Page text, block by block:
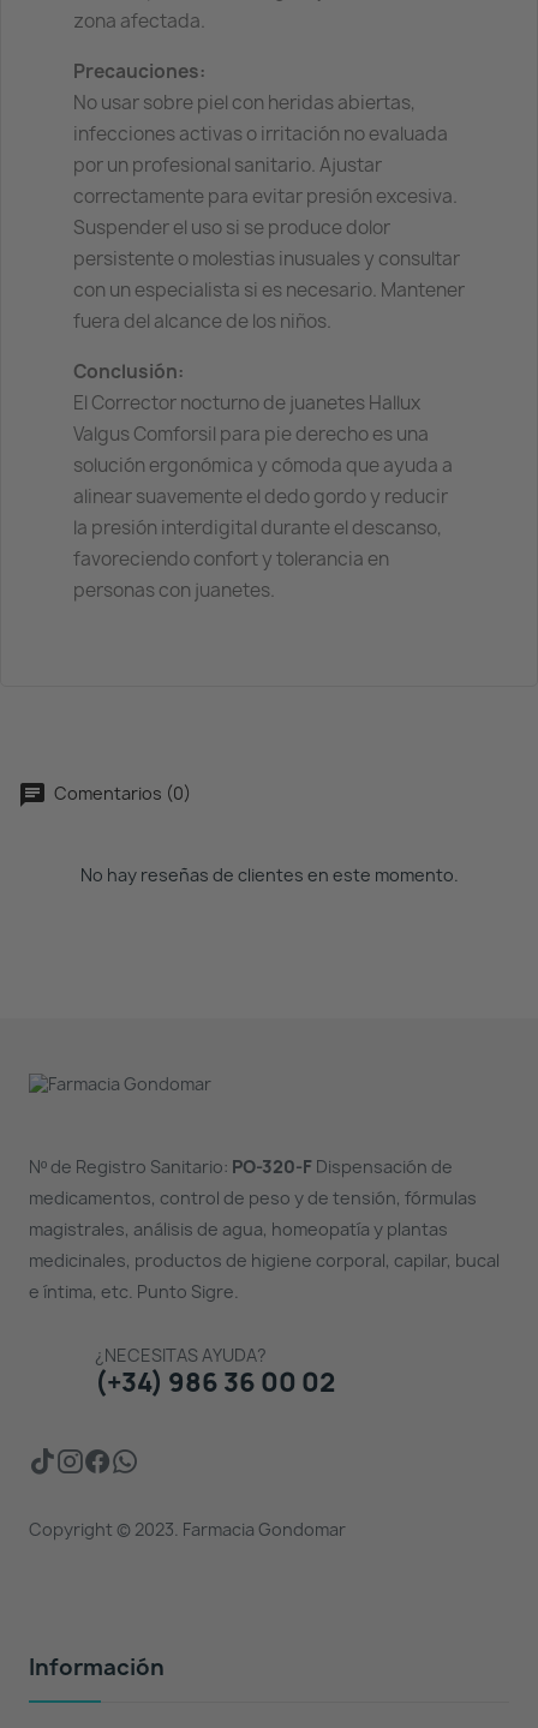
zona afectada.
Precauciones:
No usar sobre piel con heridas abiertas,
infecciones activas o irritación no evaluada
por un profesional sanitario. Ajustar
correctamente para evitar presión excesiva.
Suspender el uso si se produce dolor
persistente o molestias inusuales y consultar
con un especialista si es necesario. Mantener
fuera del alcance de los niños.
Conclusión:
El Corrector nocturno de juanetes Hallux
Valgus Comforsil para pie derecho es una
solución ergonómica y cómoda que ayuda a
alinear suavemente el dedo gordo y reducir
la presión interdigital durante el descanso,
favoreciendo confort y tolerancia en
personas con juanetes.
Comentarios (0)
No hay reseñas de clientes en este momento.
Nº de Registro Sanitario: PO-320-FDispensación de
medicamentos, control de peso y de tensión, fórmulas
magistrales, análisis de agua, homeopatía y plantas
medicinales, productos de higiene corporal, capilar, bucal
e íntima, etc. Punto Sigre.
¿NECESITAS AYUDA?
(+34) 986 36 00 02
Copyright © 2023. Farmacia Gondomar
Información